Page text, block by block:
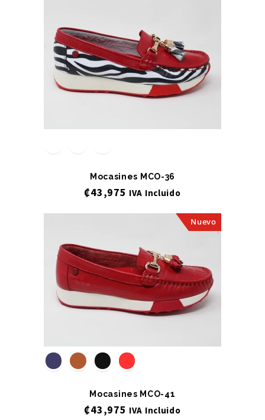
Mocasines MCO-36
₡43,975 IVA Incluido
Nuevo
Mocasines MCO-41
₡43,975 IVA Incluido